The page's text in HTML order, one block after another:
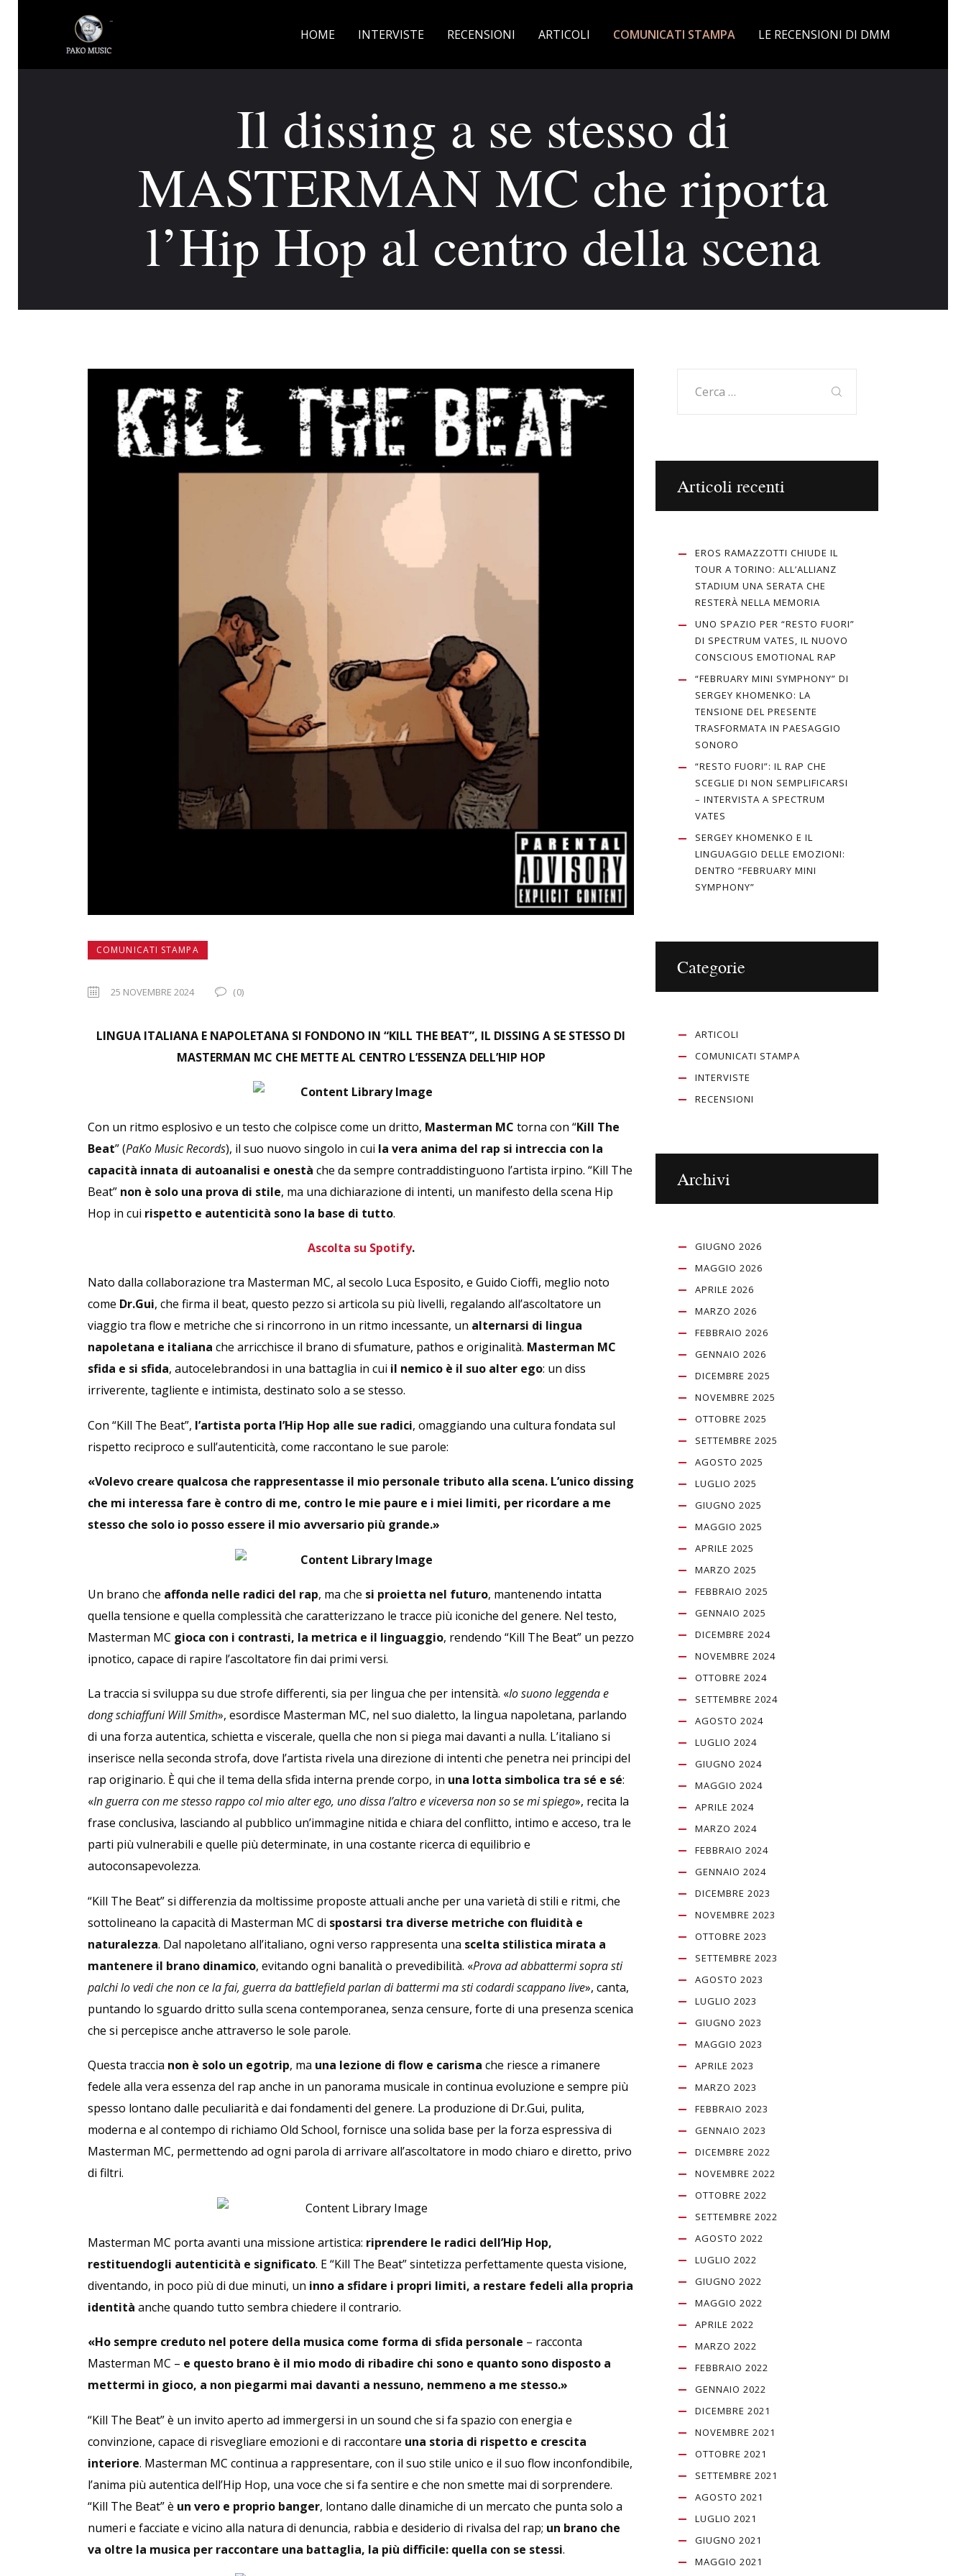
HOME INTERVISTE RECENSIONI ARTICOLI COMUNICATI STAMPA LE RECENSIONI DI DMM
Il dissing a se stesso di
MASTERMAN MC che riporta
l’Hip Hop al centro della scena
COMUNICATI STAMPA
25 NOVEMBRE 2024 (0)
LINGUA ITALIANA E NAPOLETANA SI FONDONO IN “KILL THE BEAT”, IL DISSING A SE STESSO DI
MASTERMAN MC CHE METTE AL CENTRO L’ESSENZA DELL’HIP HOP
Con un ritmo esplosivo e un testo che colpisce come un dritto, Masterman MC torna con “Kill The
Beat” (PaKo Music Records), il suo nuovo singolo in cui la vera anima del rap si intreccia con la
capacità innata di autoanalisi e onestà che da sempre contraddistinguono l’artista irpino. “Kill The
Beat” non è solo una prova di stile, ma una dichiarazione di intenti, un manifesto della scena Hip
Hop in cui rispetto e autenticità sono la base di tutto.
Ascolta su Spotify.
Nato dalla collaborazione tra Masterman MC, al secolo Luca Esposito, e Guido Cioffi, meglio noto
come Dr.Gui, che firma il beat, questo pezzo si articola su più livelli, regalando all’ascoltatore un
viaggio tra flow e metriche che si rincorrono in un ritmo incessante, un alternarsi di lingua
napoletana e italiana che arricchisce il brano di sfumature, pathos e originalità. Masterman MC
sfida e si sfida, autocelebrandosi in una battaglia in cui il nemico è il suo alter ego: un diss
irriverente, tagliente e intimista, destinato solo a se stesso.
Con “Kill The Beat”, l’artista porta l’Hip Hop alle sue radici, omaggiando una cultura fondata sul
rispetto reciproco e sull’autenticità, come raccontano le sue parole:
«Volevo creare qualcosa che rappresentasse il mio personale tributo alla scena. L’unico dissing
che mi interessa fare è contro di me, contro le mie paure e i miei limiti, per ricordare a me
stesso che solo io posso essere il mio avversario più grande.»
Un brano che affonda nelle radici del rap, ma che si proietta nel futuro, mantenendo intatta
quella tensione e quella complessità che caratterizzano le tracce più iconiche del genere. Nel testo,
Masterman MC gioca con i contrasti, la metrica e il linguaggio, rendendo “Kill The Beat” un pezzo
ipnotico, capace di rapire l’ascoltatore fin dai primi versi.
La traccia si sviluppa su due strofe differenti, sia per lingua che per intensità. «Io suono leggenda e
dong schiaffuni Will Smith», esordisce Masterman MC, nel suo dialetto, la lingua napoletana, parlando
di una forza autentica, schietta e viscerale, quella che non si piega mai davanti a nulla. L’italiano si
inserisce nella seconda strofa, dove l’artista rivela una direzione di intenti che penetra nei principi del
rap originario. È qui che il tema della sfida interna prende corpo, in una lotta simbolica tra sé e sé:
«In guerra con me stesso rappo col mio alter ego, uno dissa l’altro e viceversa non so se mi spiego», recita la
frase conclusiva, lasciando al pubblico un’immagine nitida e chiara del conflitto, intimo e acceso, tra le
parti più vulnerabili e quelle più determinate, in una costante ricerca di equilibrio e
autoconsapevolezza.
“Kill The Beat” si differenzia da moltissime proposte attuali anche per una varietà di stili e ritmi, che
sottolineano la capacità di Masterman MC di spostarsi tra diverse metriche con fluidità e
naturalezza. Dal napoletano all’italiano, ogni verso rappresenta una scelta stilistica mirata a
mantenere il brano dinamico, evitando ogni banalità o prevedibilità. «Prova ad abbattermi sopra sti
palchi lo vedi che non ce la fai, guerra da battlefield parlan di battermi ma sti codardi scappano live», canta,
puntando lo sguardo dritto sulla scena contemporanea, senza censure, forte di una presenza scenica
che si percepisce anche attraverso le sole parole.
Questa traccia non è solo un egotrip, ma una lezione di flow e carisma che riesce a rimanere
fedele alla vera essenza del rap anche in un panorama musicale in continua evoluzione e sempre più
spesso lontano dalle peculiarità e dai fondamenti del genere. La produzione di Dr.Gui, pulita,
moderna e al contempo di richiamo Old School, fornisce una solida base per la forza espressiva di
Masterman MC, permettendo ad ogni parola di arrivare all’ascoltatore in modo chiaro e diretto, privo
di filtri.
Masterman MC porta avanti una missione artistica: riprendere le radici dell’Hip Hop,
restituendogli autenticità e significato. E “Kill The Beat” sintetizza perfettamente questa visione,
diventando, in poco più di due minuti, un inno a sfidare i propri limiti, a restare fedeli alla propria
identità anche quando tutto sembra chiedere il contrario.
«Ho sempre creduto nel potere della musica come forma di sfida personale – racconta
Masterman MC – e questo brano è il mio modo di ribadire chi sono e quanto sono disposto a
mettermi in gioco, a non piegarmi mai davanti a nessuno, nemmeno a me stesso.»
“Kill The Beat” è un invito aperto ad immergersi in un sound che si fa spazio con energia e
convinzione, capace di risvegliare emozioni e di raccontare una storia di rispetto e crescita
interiore. Masterman MC continua a rappresentare, con il suo stile unico e il suo flow inconfondibile,
l’anima più autentica dell’Hip Hop, una voce che si fa sentire e che non smette mai di sorprendere.
“Kill The Beat” è un vero e proprio banger, lontano dalle dinamiche di un mercato che punta solo a
numeri e facciate e vicino alla natura di denuncia, rabbia e desiderio di rivalsa del rap; un brano che
va oltre la musica per raccontare una battaglia, la più difficile: quella con se stessi.
per:
Articoli recenti
EROS RAMAZZOTTI CHIUDE IL
TOUR A TORINO: ALL’ALLIANZ
STADIUM UNA SERATA CHE
RESTERÀ NELLA MEMORIA
UNO SPAZIO PER “RESTO FUORI”
DI SPECTRUM VATES, IL NUOVO
CONSCIOUS EMOTIONAL RAP
“FEBRUARY MINI SYMPHONY” DI
SERGEY KHOMENKO: LA
TENSIONE DEL PRESENTE
TRASFORMATA IN PAESAGGIO
SONORO
“RESTO FUORI”: IL RAP CHE
SCEGLIE DI NON SEMPLIFICARSI
– INTERVISTA A SPECTRUM
VATES
SERGEY KHOMENKO E IL
LINGUAGGIO DELLE EMOZIONI:
DENTRO “FEBRUARY MINI
SYMPHONY”
Categorie
ARTICOLI
COMUNICATI STAMPA
INTERVISTE
RECENSIONI
Archivi
GIUGNO 2026
MAGGIO 2026
APRILE 2026
MARZO 2026
FEBBRAIO 2026
GENNAIO 2026
DICEMBRE 2025
NOVEMBRE 2025
OTTOBRE 2025
SETTEMBRE 2025
AGOSTO 2025
LUGLIO 2025
GIUGNO 2025
MAGGIO 2025
APRILE 2025
MARZO 2025
FEBBRAIO 2025
GENNAIO 2025
DICEMBRE 2024
NOVEMBRE 2024
OTTOBRE 2024
SETTEMBRE 2024
AGOSTO 2024
LUGLIO 2024
GIUGNO 2024
MAGGIO 2024
APRILE 2024
MARZO 2024
FEBBRAIO 2024
GENNAIO 2024
DICEMBRE 2023
NOVEMBRE 2023
OTTOBRE 2023
SETTEMBRE 2023
AGOSTO 2023
LUGLIO 2023
GIUGNO 2023
MAGGIO 2023
APRILE 2023
MARZO 2023
FEBBRAIO 2023
GENNAIO 2023
DICEMBRE 2022
NOVEMBRE 2022
OTTOBRE 2022
SETTEMBRE 2022
AGOSTO 2022
LUGLIO 2022
GIUGNO 2022
MAGGIO 2022
APRILE 2022
MARZO 2022
FEBBRAIO 2022
GENNAIO 2022
DICEMBRE 2021
NOVEMBRE 2021
OTTOBRE 2021
SETTEMBRE 2021
AGOSTO 2021
LUGLIO 2021
GIUGNO 2021
MAGGIO 2021